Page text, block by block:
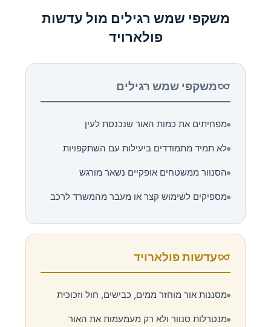
משקפי שמש רגילים מול עדשות
פולארויד
משקפי שמש רגילים
מפחיתים את כמות האור שנכנסת לעין
לא תמיד מתמודדים ביעילות עם השתקפויות
הסנוור ממשטחים אופקיים נשאר מורגש
מספיקים לשימוש קצר או מעבר מהמשרד לרכב
עדשות פולארויד
מסננות אור מוחזר ממים, כבישים, חול וזכוכית
מנטרלות סנוור ולא רק מעמעמות את האור